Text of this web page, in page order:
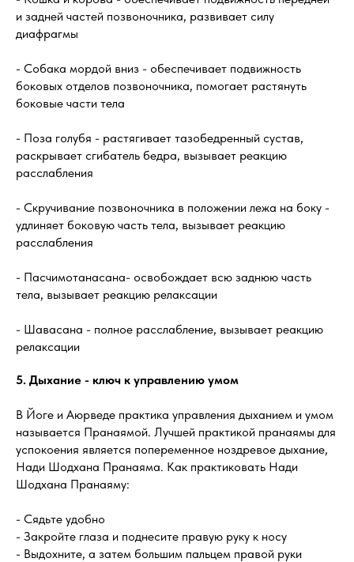
и задней частей позвоночника, развивает силу
диафрагмы
- Собака мордой вниз - обеспечивает подвижность
боковых отделов позвоночника, помогает растянуть
боковые части тела
- Поза голубя - растягивает тазобедренный сустав,
раскрывает сгибатель бедра, вызывает реакцию
расслабления
- Скручивание позвоночника в положении лежа на боку -
удлиняет боковую часть тела, вызывает реакцию
расслабления
- Пасчимотанасана- освобождает всю заднюю часть
тела, вызывает реакцию релаксации
- Шавасана - полное расслабление, вызывает реакцию
релаксации
5. Дыхание - ключ к управлению умом
В Йоге и Аюрведе практика управления дыханием и умом
называется Пранаямой. Лучшей практикой пранаямы для
успокоения является попеременное ноздревое дыхание,
Нади Шодхана Пранаяма. Как практиковать Нади
Шодхана Пранаяму:
- Сядьте удобно
- Закройте глаза и поднесите правую руку к носу
- Выдохните, а затем большим пальцем правой руки